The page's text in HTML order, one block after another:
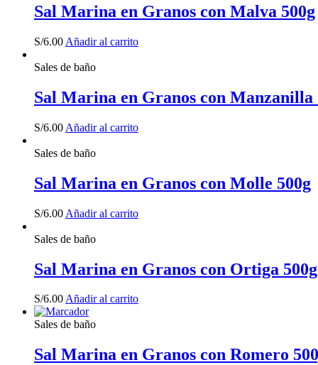
Sal Marina en Granos con Malva 500g
S/6.00 Añadir al carrito
Sales de baño
Sal Marina en Granos con Manzanilla
S/6.00 Añadir al carrito
Sales de baño
Sal Marina en Granos con Molle 500g
S/6.00 Añadir al carrito
Sales de baño
Sal Marina en Granos con Ortiga 500g
S/6.00Añadir al carrito
Sales de baño
Sal Marina en Granos con Romero